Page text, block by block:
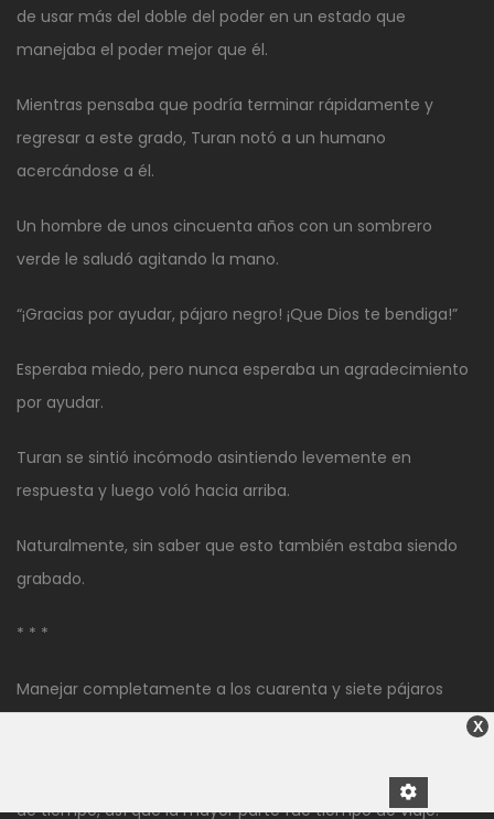
de usar más del doble del poder en un estado que
manejaba el poder mejor que él.
Mientras pensaba que podría terminar rápidamente y
regresar a este grado, Turan notó a un humano
acercándose a él.
Un hombre de unos cincuenta años con un sombrero
verde le saludó agitando la mano.
“¡Gracias por ayudar, pájaro negro! ¡Que Dios te bendiga!”
Esperaba miedo, pero nunca esperaba un agradecimiento
por ayudar.
Turan se sintió incómodo asintiendo levemente en
respuesta y luego voló hacia arriba.
Naturalmente, sin saber que esto también estaba siendo
grabado.
* * *
Manejar completamente a los cuarenta y siete pájaros
Someter y absorber uno o dos a la vez no tomó casi nada
de tiempo, así que la mayor parte fue tiempo de viaje.
X